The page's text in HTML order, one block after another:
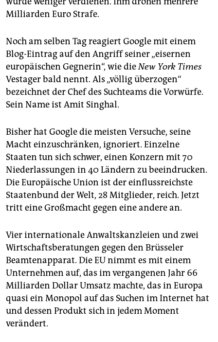
Milliarden Euro Strafe.
Noch am selben Tag reagiert Google mit einem
Blog-Eintrag auf den Angriff seiner „eisernen
europäischen Gegnerin“, wie dieNew York Times
Vestager bald nennt. Als „völlig überzogen“
bezeichnet der Chef des Suchteams die Vorwürfe.
Sein Name ist Amit Singhal.
Bisher hat Google die meisten Versuche, seine
Macht einzuschränken, ignoriert. Einzelne
Staaten tun sich schwer, einen Konzern mit 70
Niederlassungen in 40 Ländern zu beeindrucken.
Die Europäische Union ist der einflussreichste
Staatenbund der Welt, 28 Mitglieder, reich. Jetzt
tritt eine Großmacht gegen eine andere an.
Vier internationale Anwaltskanzleien und zwei
Wirtschaftsberatungen gegen den Brüsseler
Beamtenapparat. Die EU nimmt es mit einem
Unternehmen auf, das im vergangenen Jahr 66
Milliarden Dollar Umsatz machte, das in Europa
quasi ein Monopol auf das Suchen im Internet hat
und dessen Produkt sich in jedem Moment
verändert.